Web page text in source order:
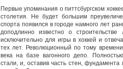
Первые упоминания о питтсбургском
столетия. Не будет большим
спорта появился в городе намного лет
доподлинно известно о
исключительно для игры в хоккей и
тех лет. Революционный по тому
века на базе вагонного депо.
стали, и, оставив часть стен, фундамента